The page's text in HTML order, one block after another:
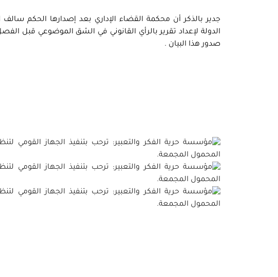
جدير بالذكر أن محكمة القضاء الإداري بعد إصدارها الحكم
الدولة لإعداد تقرير بالرأي القانوني في الشق الموضوعي قبل
صدور هذا البيان .